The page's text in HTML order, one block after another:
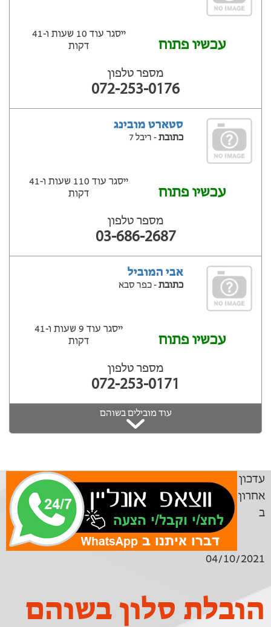
עכשיו פתוח
ייסגר עוד 10 שעות ‫ו-41
דקות
מספר טלפון
072-253-0176
סטארט מובינג
כתובת- ריבל 7
עכשיו פתוח
ייסגר עוד 110 שעות ‫ו-41
דקות
מספר טלפון
03-686-2687
אבי המוביל
כתובת- כפר סבא
עכשיו פתוח
ייסגר עוד 9 שעות ‫ו-41
דקות
מספר טלפון
072-253-0171
עוד מובילים בשוהם
עדכון
אחרון
ב
04/10/2021
הובלת סלון בשוהם